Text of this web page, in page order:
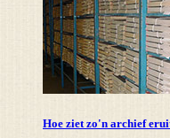
Hoe ziet zo'n archief